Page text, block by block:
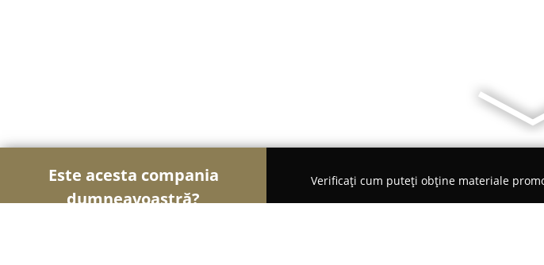
Este acesta compania
dumneavoastră?
Verificați cum puteți obține materiale